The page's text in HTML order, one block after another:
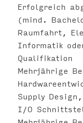
Erfolgreich
(mind.
Raumfahrt,
Informatik
Qualifikation
Mehrjährige
Supply
I/O